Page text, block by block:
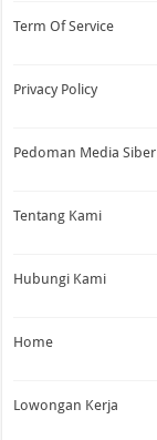
Term Of Service
Privacy Policy
Pedoman Media Siber
Tentang Kami
Hubungi Kami
Home
Lowongan Kerja